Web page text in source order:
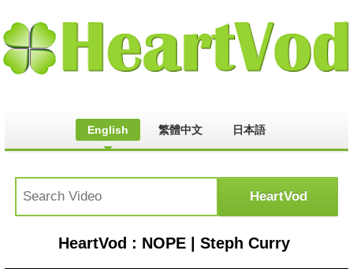
English 繁體中文 日本語
HeartVod : NOPE | Steph Curry